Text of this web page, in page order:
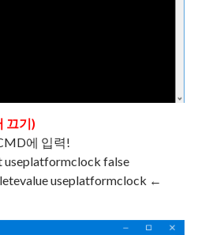
끄기)
에 입력!
useplatformclock false
useplatformclock ←